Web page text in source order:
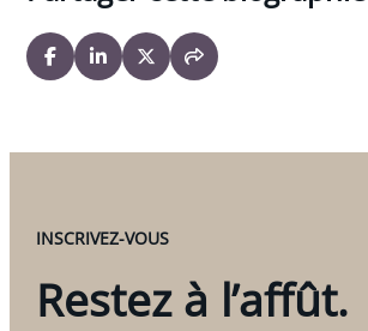
INSCRIVEZ-VOUS
Restez à l’affût.